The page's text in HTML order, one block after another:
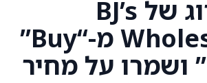
את הדירוג של BJ’s
Wholesale (BJ) מ-“Buy”
ל-“Hold” ושמרו על מחיר